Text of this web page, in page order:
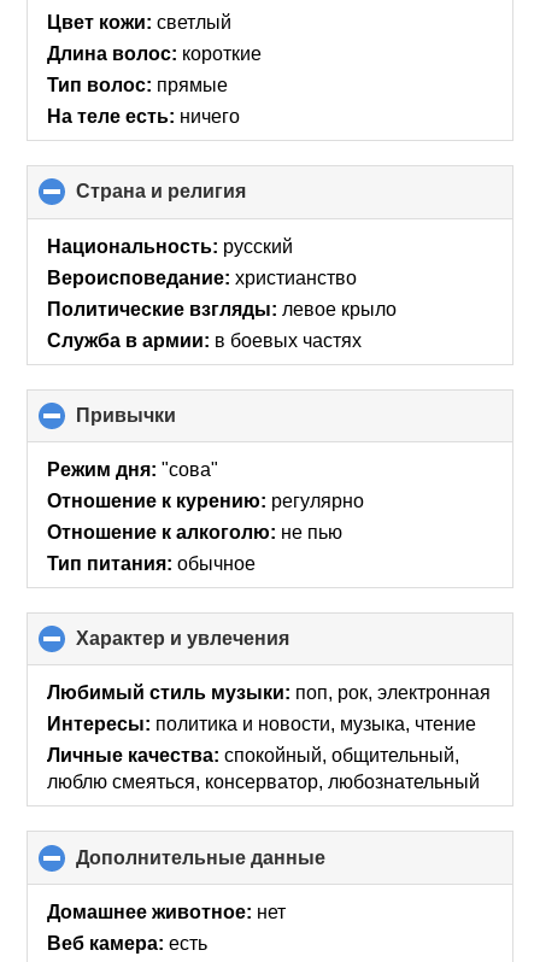
Цвет кожи: светлый
Длина волос: короткие
Тип волос: прямые
На теле есть: ничего
Страна и религия
to
collapse
Национальность: русский
Вероисповедание: христианство
Политические взгляды: левое крыло
Служба в армии: в боевых частях
Привычки
to
collapse
Режим дня: "сова"
Отношение к курению: регулярно
Отношение к алкоголю: не пью
Тип питания: обычное
Характер и увлечения
to
collapse
Любимый стиль музыки: поп, рок, электронная
Интересы: политика и новости, музыка, чтение
Личные качества: спокойный, общительный,
люблю смеяться, консерватор, любознательный
Дополнительные данные
to
Домашнее животное: нет
Веб камера: есть